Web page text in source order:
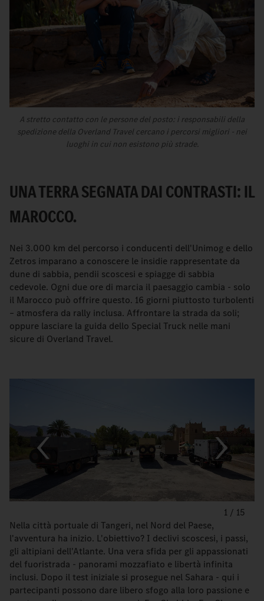
A stretto contatto con le persone del posto: i responsabili della
spedizione della Overland Travel cercano i percorsi migliori - nei
luoghi in cui non esistono più strade.
UNA TERRA SEGNATA DAI CONTRASTI: IL
MAROCCO.
Nei 3.000 km del percorso i conducenti dell'Unimog e dello
Zetros imparano a conoscere le insidie rappresentate da
dune di sabbia, pendii scoscesi e spiagge di sabbia
cedevole. Ogni due ore di marcia il paesaggio cambia - solo
il Marocco può offrire questo. 16 giorni piuttosto turbolenti
– atmosfera da rally inclusa. Affrontare la strada da soli;
oppure lasciare la guida dello Special Truck nelle mani
sicure di Overland Travel.
1 / 15
Nella città portuale di Tangeri, nel Nord del Paese,
l'avventura ha inizio. L'obiettivo? I declivi scoscesi, i passi,
gli altipiani dell'Atlante. Una vera sfida per gli appassionati
del fuoristrada - panorami mozzafiato e libertà infinita
inclusi. Dopo il test iniziale si prosegue nel Sahara - qui i
partecipanti possono dare libero sfogo alla loro passione e